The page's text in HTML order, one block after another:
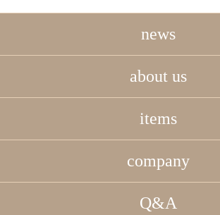
news
about us
items
company
Q&A